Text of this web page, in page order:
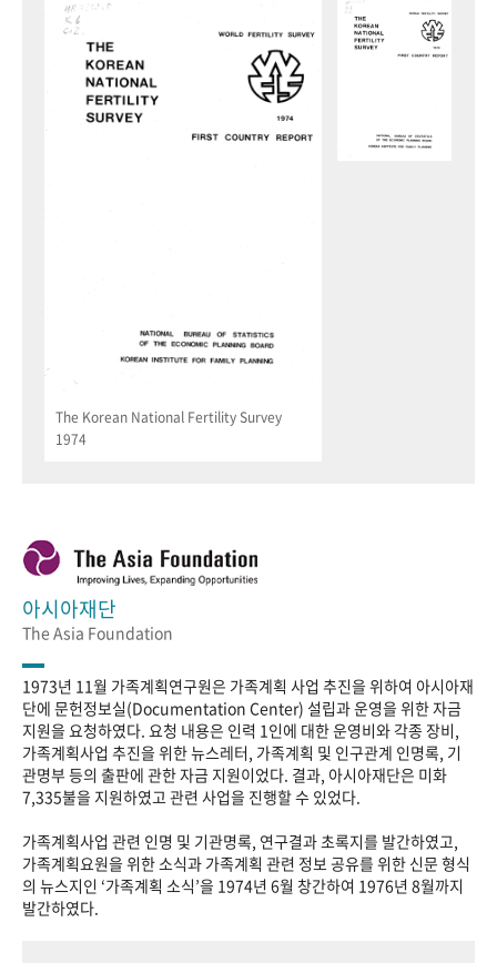
The Korean National Fertility Survey
1974
아시아재단
The Asia Foundation
1973년 11월 가족계획연구원은 가족계획 사업 추진을 위하여 아시아재
단에 문헌정보실(Documentation Center) 설립과 운영을 위한 자금
지원을 요청하였다. 요청 내용은 인력 1인에 대한 운영비와 각종 장비,
가족계획사업 추진을 위한 뉴스레터, 가족계획 및 인구관계 인명록, 기
관명부 등의 출판에 관한 자금 지원이었다. 결과, 아시아재단은 미화
7,335불을 지원하였고 관련 사업을 진행할 수 있었다.
가족계획사업 관련 인명 및 기관명록, 연구결과 초록지를 발간하였고,
가족계획요원을 위한 소식과 가족계획 관련 정보 공유를 위한 신문 형식
의 뉴스지인 ‘가족계획 소식’을 1974년 6월 창간하여 1976년 8월까지
발간하였다.